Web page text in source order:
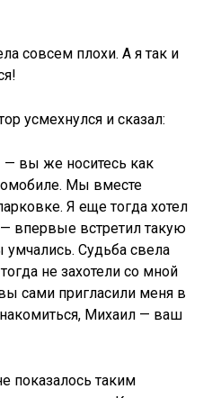
совсем плохи. А я так и
усмехнулся и сказал:
вы же носитесь как
Мы вместе
Я еще тогда хотел
впервые встретил такую
Судьба свела
не захотели со мной
сами пригласили меня в
Михаил — ваш
показалось таким